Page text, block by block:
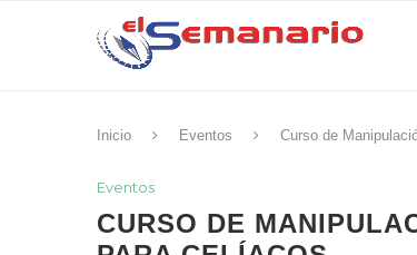
Inicio Eventos Curso de
Eventos
CURSO DE